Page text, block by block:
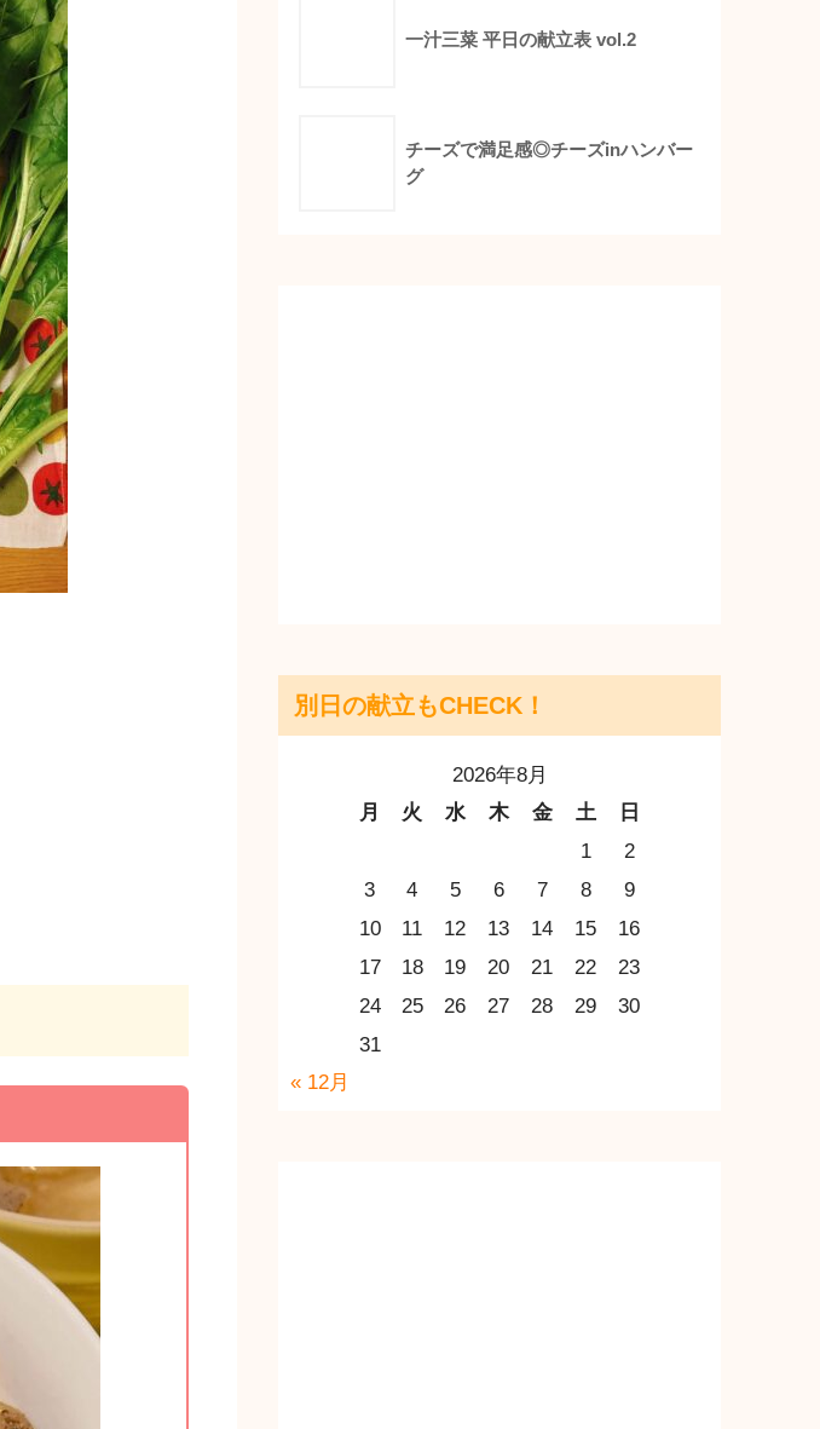
一汁三菜 平日の献立表 vol.2
チーズで満足感◎チーズinハンバー
グ
別日の献立もCHECK！
2026年8月
月
火 水 木 金 土
日
1
2
3
4 5 6 7 8
9
10
11 12 13 14 15
16
17
18 19 20 21 22
23
24
25 26 27 28 29
30
31
« 12月